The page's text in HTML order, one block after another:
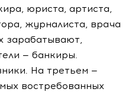
юриста, артиста,
журналиста, врача
зарабатывают,
— банкиры.
На третьем —
востребованных